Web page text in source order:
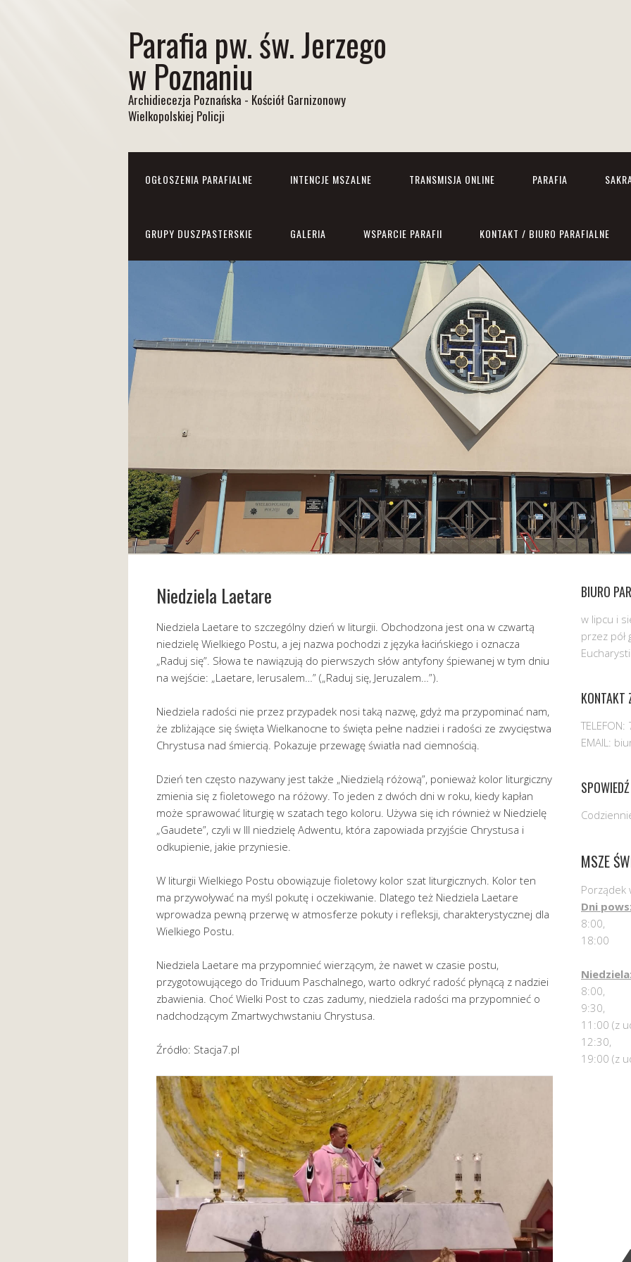
Parafia pw. św. Jerzego
w Poznaniu
Archidiecezja Poznańska - Kościół Garnizonowy
Wielkopolskiej Policji
OGŁOSZENIA PARAFIALNE INTENCJE MSZALNE TRANSMISJA ONLINE PARAFIA
GRUPY DUSZPASTERSKIE GALERIA WSPARCIE PARAFII KONTAKT / BIURO PARAFIALNE
Niedziela Laetare
Niedziela Laetare to szczególny dzień w liturgii. Obchodzona jest ona w czwartą
niedzielę Wielkiego Postu, a jej nazwa pochodzi z języka łacińskiego i oznacza
„Raduj się”. Słowa te nawiązują do pierwszych słów antyfony śpiewanej w tym dniu
na wejście: „Laetare, Ierusalem…” („Raduj się, Jeruzalem…”).
Niedziela radości nie przez przypadek nosi taką nazwę, gdyż ma przypominać nam,
że zbliżające się święta Wielkanocne to święta pełne nadziei i radości ze zwycięstwa
Chrystusa nad śmiercią. Pokazuje przewagę światła nad ciemnością.
Dzień ten często nazywany jest także „Niedzielą różową”, ponieważ kolor liturgiczny
zmienia się z fioletowego na różowy. To jeden z dwóch dni w roku, kiedy kapłan
może sprawować liturgię w szatach tego koloru. Używa się ich również w Niedzielę
„Gaudete”, czyli w III niedzielę Adwentu, która zapowiada przyjście Chrystusa i
odkupienie, jakie przyniesie.
W liturgii Wielkiego Postu obowiązuje fioletowy kolor szat liturgicznych. Kolor ten
ma przywoływać na myśl pokutę i oczekiwanie. Dlatego też Niedziela Laetare
wprowadza pewną przerwę w atmosferze pokuty i refleksji, charakterystycznej dla
Wielkiego Postu.
Niedziela Laetare ma przypomnieć wierzącym, że nawet w czasie postu,
przygotowującego do Triduum Paschalnego, warto odkryć radość płynącą z nadziei
zbawienia. Choć Wielki Post to czas zadumy, niedziela radości ma przypomnieć o
nadchodzącym Zmartwychwstaniu Chrystusa.
Źródło: Stacja7.pl
BIURO
w lipcu i
przez
Eucharystii
KONTAKT
EMAIL:
MSZE
Porządek
Dni
8:00,
18:00
Niedziela:
8:00,
9:30,
11:00 (z
12:30,
19:00 (z